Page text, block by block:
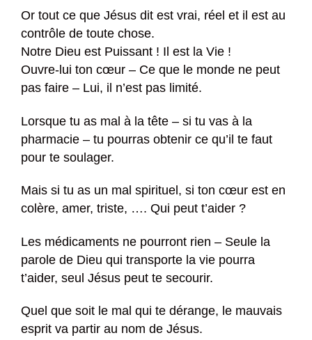
Or tout ce que Jésus dit est vrai, réel et il est au
contrôle de toute chose.
Notre Dieu est Puissant ! Il est la Vie !
Ouvre-lui ton cœur – Ce que le monde ne peut
pas faire – Lui, il n’est pas limité.
Lorsque tu as mal à la tête – si tu vas à la
pharmacie – tu pourras obtenir ce qu’il te faut
pour te soulager.
Mais si tu as un mal spirituel, si ton cœur est en
colère, amer, triste, …. Qui peut t’aider ?
Les médicaments ne pourront rien – Seule la
parole de Dieu qui transporte la vie pourra
t’aider, seul Jésus peut te secourir.
Quel que soit le mal qui te dérange, le mauvais
esprit va partir au nom de Jésus.